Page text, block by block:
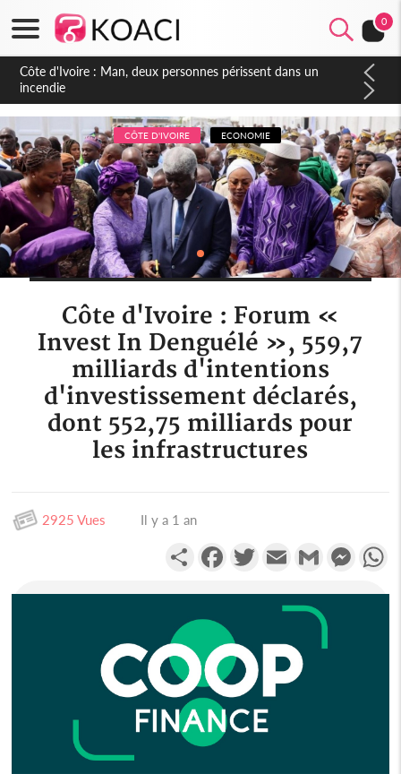
0
Côte d'Ivoire : Séileu, la célébration de la fête nationale
transformée en vaste campagne contre les produits
dépigmentants dangereux
CÔTE D'IVOIRE ECONOMIE
Côte d'Ivoire : Forum «
Invest In Denguélé », 559,7
milliards d'intentions
d'investissement déclarés,
dont 552,75 milliards pour
les infrastructures
2925 Vues Il y a 1 an
PartagerFacebookTwitterEmail Gmail